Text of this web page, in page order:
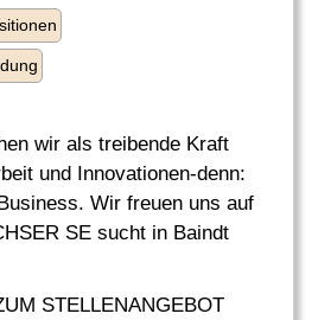
wir als treibende Kraft
und Innovationen-denn:
Wir freuen uns auf
SE sucht in Baindt
STELLENANGEBOT